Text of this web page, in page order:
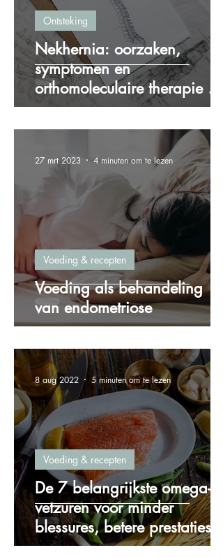
Nekhernia: oorzaken,
symptomen en
orthomoleculaire therapie als
oplossing
Ontsteking
Voeding als behandeling
van endometriose
Voeding & recepten
27 mrt 2023 4 minuten om te lezen
De 7 belangrijkste omega-3
vetzuren voor minder
blessures, betere prestaties
en meer energie!
Voeding & recepten
8 aug 2022 5 minuten om te lezen